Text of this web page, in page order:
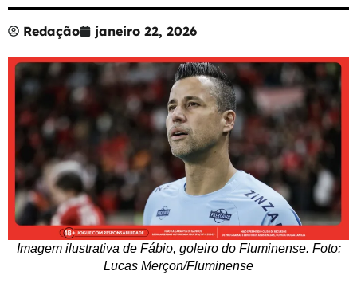
Redação janeiro 22, 2026
Imagem ilustrativa de Fábio, goleiro do Fluminense. Foto:
Lucas Merçon/Fluminense